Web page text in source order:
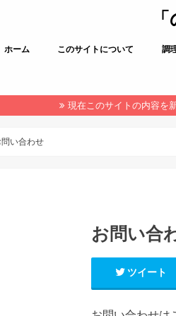
ホーム このサイトについて 調
現在このサイトの内容を
問い合わせ
お問い合
ツイート